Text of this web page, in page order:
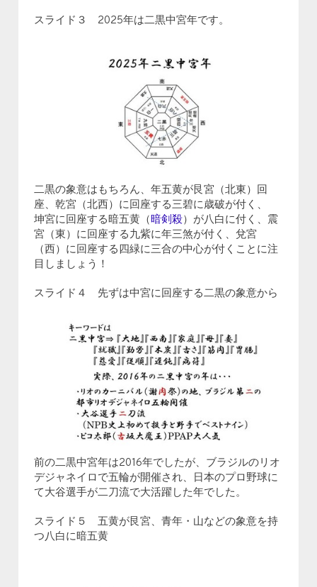
スライド３ 2025年は二黒中宮年です。
二黒の象意はもちろん、年五黄が艮宮（北東）回
座、乾宮（北西）に回座する三碧に歳破が付く、
坤宮に回座する暗五黄（暗剣殺）が八白に付く、震
宮（東）に回座する九紫に年三煞が付く、兌宮
（西）に回座する四緑に三合の中心が付くことに注
目しましょう！
スライド４ 先ずは中宮に回座する二黒の象意から
前の二黒中宮年は2016年でしたが、ブラジルのリオ
デジャネイロで五輪が開催され、日本のプロ野球に
て大谷選手が二刀流で大活躍した年でした。
スライド５ 五黄が艮宮、青年・山などの象意を持
つ八白に暗五黄